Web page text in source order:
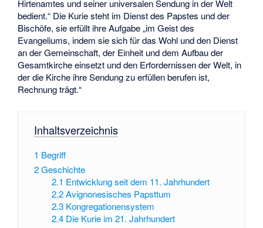
Hirtenamtes und seiner universalen Sendung in der Welt
bedient.“ Die Kurie steht im Dienst des Papstes und der
Bischöfe, sie erfüllt ihre Aufgabe „im Geist des
Evangeliums, indem sie sich für das Wohl und den Dienst
an der Gemeinschaft, der Einheit und dem Aufbau der
Gesamtkirche einsetzt und den Erfordernissen der Welt, in
der die Kirche ihre Sendung zu erfüllen berufen ist,
Rechnung trägt.“
Inhaltsverzeichnis
1 Begriff
2Geschichte
2.1 Entwicklung seit dem 11. Jahrhundert
2.2 Avignonesisches Papsttum
2.3 Kongregationensystem
2.4 Die Kurie im 21. Jahrhundert